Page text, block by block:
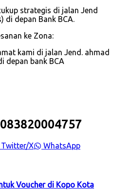
strategis di jalan Jend
di depan Bank BCA.
ke Zona:
kami di jalan Jend. ahmad
depan bank BCA
Twitter/X WhatsApp
Voucher di Kopo Kota